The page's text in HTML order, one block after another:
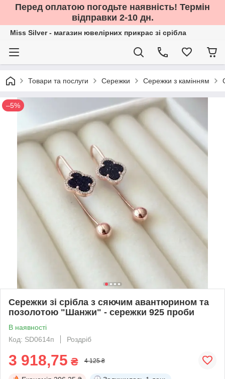
Перед оплатою погодьте наявність! Термін
відправки 2-10 дн.
Miss Silver - магазин ювелірних прикрас зі срібла
Товари та послуги Сережки Сережки з камінням
–5%
Сережки зі срібла з сяючим авантюрином та
позолотою "Шанжи" - сережки 925 проби
В наявності
Код: SD0614п
Роздріб
3 918,75 ₴ 4 125 ₴